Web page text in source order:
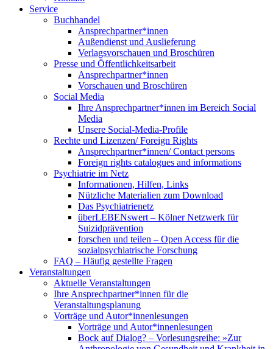
Service
Buchhandel
Ansprechpartner*innen
Außendienst und Auslieferung
Verlagsvorschauen und Broschüren
Presse und Öffentlichkeitsarbeit
Ansprechpartner*innen
Vorschauen und Broschüren
Social Media
Ihre Ansprechpartner*innen im Bereich Social
Media
Unsere Social-Media-Profile
Rechte und Lizenzen/ Foreign Rights
Ansprechpartner*innen/ Contact persons
Foreign rights catalogues and informations
Psychiatrie im Netz
Informationen, Hilfen, Links
Nützliche Materialien zum Download
Das Psychiatrienetz
überLEBENswert – Kölner Netzwerk für
Suizidprävention
forschen und teilen – Open Access für die
sozialpsychiatrische Forschung
FAQ – Häufig gestellte Fragen
Veranstaltungen
Aktuelle Veranstaltungen
Ihre Ansprechpartner*innen für die
Veranstaltungsplanung
Vorträge und Autor*innenlesungen
Vorträge und Autor*innenlesungen
Bock auf Dialog? – Vorlesungsreihe: »Zur